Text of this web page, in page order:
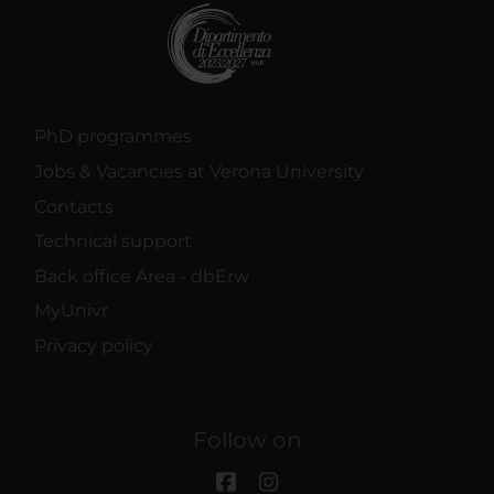
PhD programmes
Jobs & Vacancies at Verona University
Contacts
Technical support
Back office Area - dbErw
MyUnivr
Privacy policy
Follow on